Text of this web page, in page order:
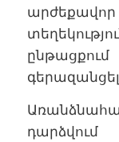
գերազանցել